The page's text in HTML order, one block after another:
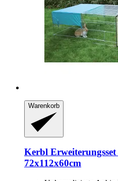
Warenkorb
Kerbl
72x112x60cm